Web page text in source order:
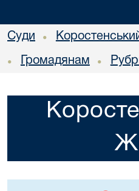
Суди •
• Громадянам •